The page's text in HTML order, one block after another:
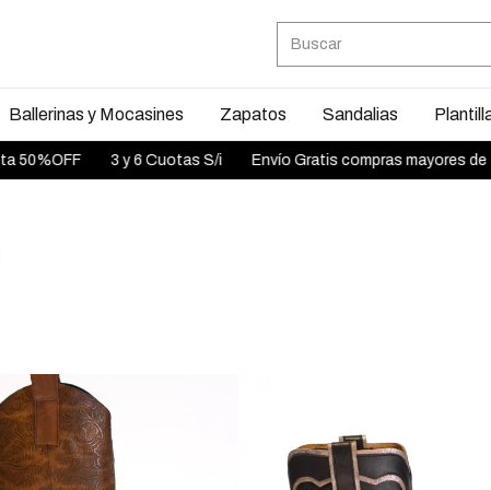
Ballerinas y Mocasines Zapatos Sandalias
3 y 6 Cuotas S/i Envío Gratis compras mayores de 150.000